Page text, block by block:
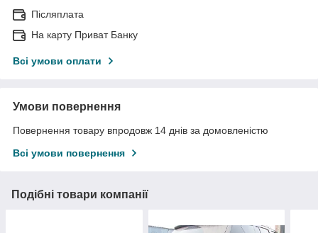
Післяплата
На карту Приват Банку
Всі умови оплати
Умови повернення
Повернення товару впродовж 14 днів за домовленістю
Всі умови повернення
Подібні товари компанії